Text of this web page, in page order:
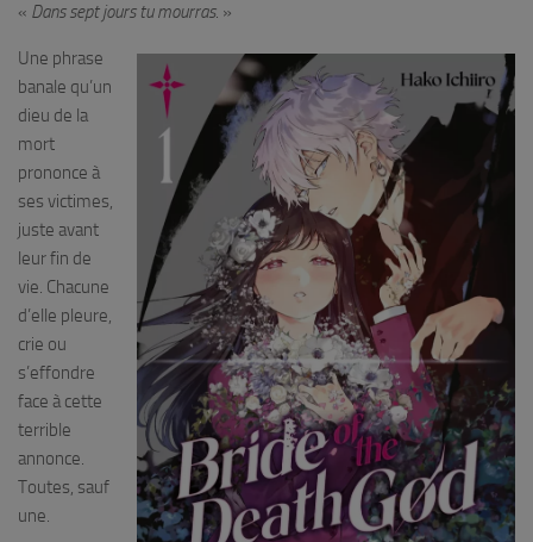
« Dans sept jours tu mourras. »
Une phrase
banale qu’un
dieu de la
mort
prononce à
ses victimes,
juste avant
leur fin de
vie. Chacune
d’elle pleure,
crie ou
s’effondre
face à cette
terrible
annonce.
Toutes, sauf
une.